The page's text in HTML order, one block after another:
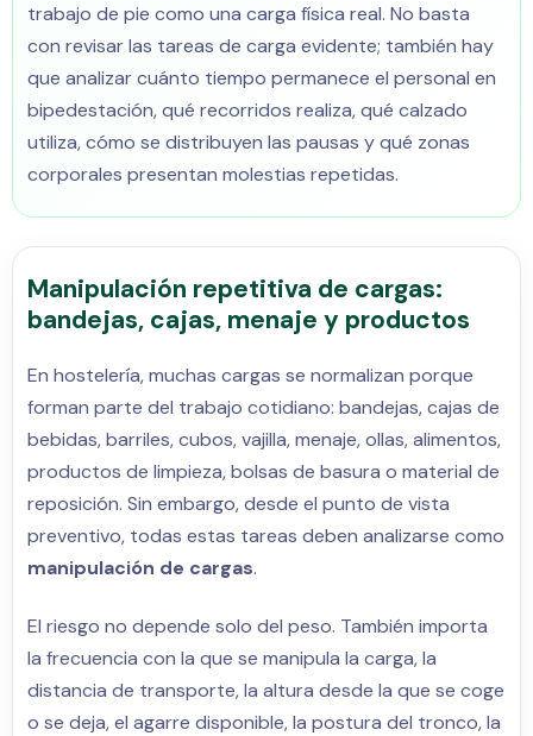
trabajo de pie como una carga física real. No basta
con revisar las tareas de carga evidente; también hay
que analizar cuánto tiempo permanece el personal en
bipedestación, qué recorridos realiza, qué calzado
utiliza, cómo se distribuyen las pausas y qué zonas
corporales presentan molestias repetidas.
Manipulación repetitiva de cargas:
bandejas, cajas, menaje y productos
En hostelería, muchas cargas se normalizan porque
forman parte del trabajo cotidiano: bandejas, cajas de
bebidas, barriles, cubos, vajilla, menaje, ollas, alimentos,
productos de limpieza, bolsas de basura o material de
reposición. Sin embargo, desde el punto de vista
preventivo, todas estas tareas deben analizarse como
manipulación de cargas.
El riesgo no depende solo del peso. También importa
la frecuencia con la que se manipula la carga, la
distancia de transporte, la altura desde la que se coge
o se deja, el agarre disponible, la postura del tronco, la